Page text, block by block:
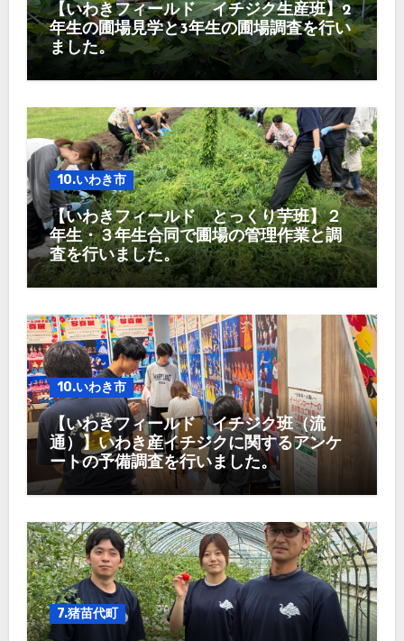
【いわきフィールド イチジク生産班】2
年生の圃場見学と3年生の圃場調査を行い
ました。
10.いわき市
【いわきフィールド とっくり芋班】２
年生・３年生合同で圃場の管理作業と調
査を行いました。
10.いわき市
【いわきフィールド イチジク班（流
通）】いわき産イチジクに関するアンケ
ートの予備調査を行いました。
7.猪苗代町